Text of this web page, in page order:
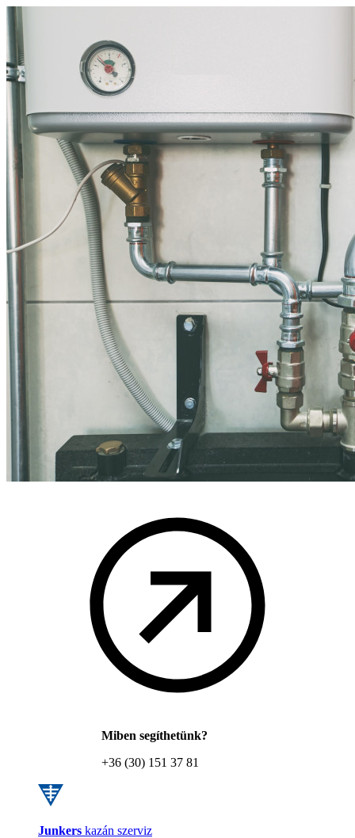
Miben segíthetünk?
+36 (30) 151 37 81
Junkers kazán szerviz